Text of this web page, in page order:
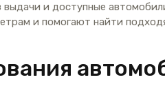
и доступные
и помогают найти